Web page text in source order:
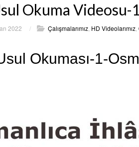
Okuma Videosu-
2022 / Çalışmalarımız HD Videolarımız
Okuması-1-